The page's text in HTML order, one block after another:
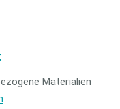
Materialien